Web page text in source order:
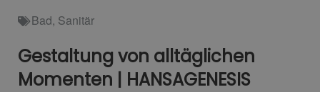
Bad, Sanitär
Gestaltung von alltäglichen
Momenten | HANSAGENESIS